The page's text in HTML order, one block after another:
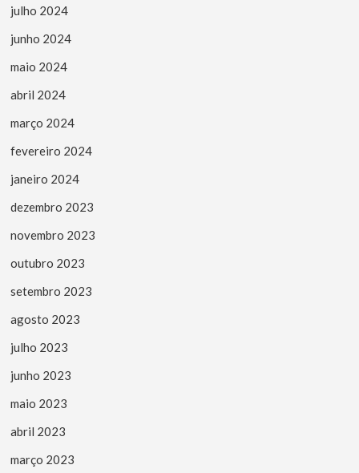
julho 2024
junho 2024
maio 2024
abril 2024
março 2024
fevereiro 2024
janeiro 2024
dezembro 2023
novembro 2023
outubro 2023
setembro 2023
agosto 2023
julho 2023
junho 2023
maio 2023
abril 2023
março 2023